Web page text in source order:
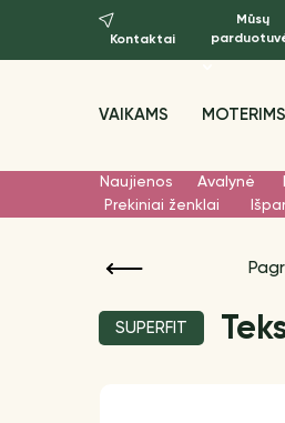
Kontaktai
Mūsų
VAIKAMS MOTERIMS
Naujienos Avalynė
Prekiniai ženklai
SUPERFIT